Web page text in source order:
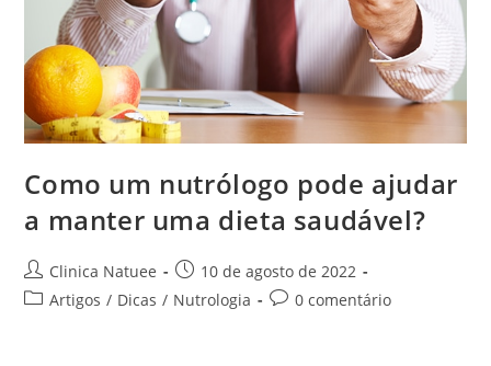
Como um nutrólogo pode ajudar
a manter uma dieta saudável?
Clinica Natuee
10 de agosto de 2022
Artigos / Dicas / Nutrologia 0 comentário